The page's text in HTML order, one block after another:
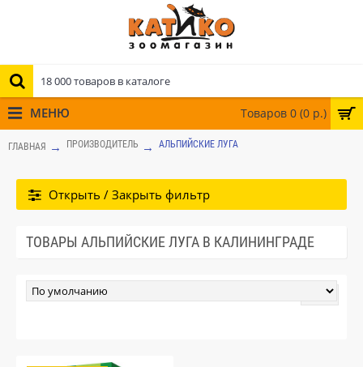
Товаров 0 (0 р.)
МЕНЮ
ГЛАВНАЯ ПРОИЗВОДИТЕЛЬ АЛЬПИЙСКИЕ ЛУГА
Открыть / Закрыть фильтр
ТОВАРЫ АЛЬПИЙСКИЕ ЛУГА В КАЛИНИНГРАДЕ